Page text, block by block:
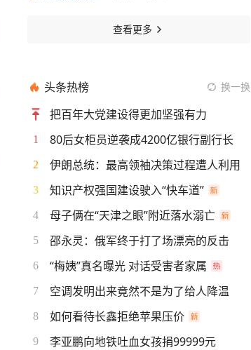
查看更多
头条热榜 换一换
把百年大党建设得更加坚强有力
1 80后女柜员逆袭成4200亿银行副行长
2 伊朗总统：最高领袖决策过程遭人利用
3 知识产权强国建设驶入“快车道”
4 母子俩在“天津之眼”附近落水溺亡
5 邵永灵：俄军终于打了场漂亮的反击
6 “梅姨”真名曝光 对话受害者家属
7 空调发明出来竟然不是为了给人降温
8 如何看待长鑫拒绝苹果压价
9 李亚鹏向地铁吐血女孩捐99999元